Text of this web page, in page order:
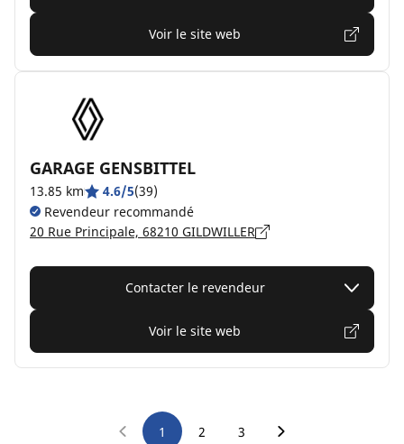
Voir le site web
GARAGE GENSBITTEL
13.85 km 4.6/5(39)
Revendeur recommandé
20 Rue Principale, 68210 GILDWILLER
Contacter le revendeur
Voir le site web
1 2 3